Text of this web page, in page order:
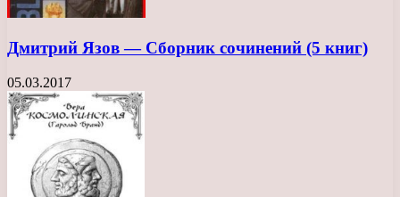
Дмитрий Язов — Сборник сочинений (5 книг)
05.03.2017